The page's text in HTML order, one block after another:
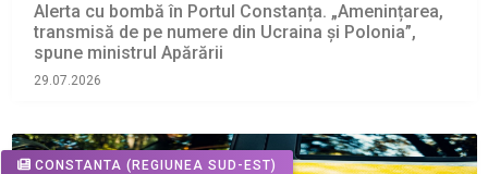
Alerta cu bombă în Portul Constanța. „Amenințarea,
transmisă de pe numere din Ucraina și Polonia”,
spune ministrul Apărării
29.07.2026
CONSTANTA (REGIUNEA SUD-EST)